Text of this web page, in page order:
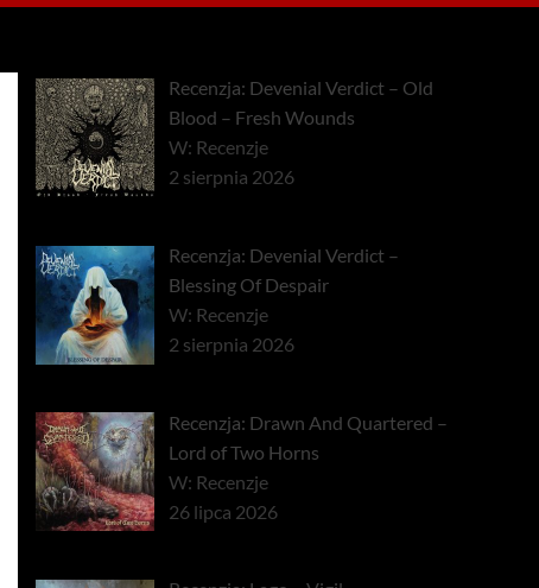
Recenzja: Devenial Verdict – Old
Blood – Fresh Wounds
W: Recenzje
2 sierpnia 2026
Recenzja: Devenial Verdict –
Blessing Of Despair
W: Recenzje
2 sierpnia 2026
Recenzja: Drawn And Quartered –
Lord of Two Horns
W: Recenzje
26 lipca 2026